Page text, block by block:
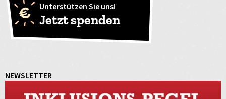
Unterstützen Sie uns!
Jetzt spenden
NEWSLETTER